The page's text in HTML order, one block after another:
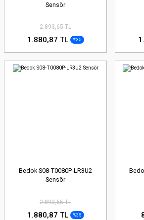
Sensör
2.893,65 TL
1.880,87 TL %35
Bedok S08-T0080P-LR3U2
Sensör
2.893,65 TL
1.880,87 TL %35